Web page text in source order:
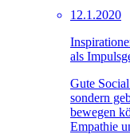
12.1.2020
als
Gute
sondern
bewegen
Empathie